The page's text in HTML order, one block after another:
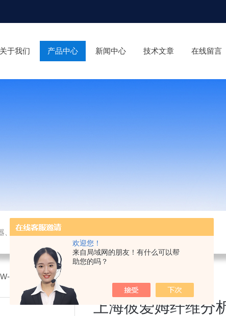
欢迎您！
来自局域网的朋友！有什么可以帮
助您的吗？
关于我们 产品中心 新闻中心 技术文章 在线留言
器、水质测试剂、办公设备及用品销售；仪器仪表技术服务、维修。
02上海彼爱姆纤维分析仪
上海彼爱姆纤维分